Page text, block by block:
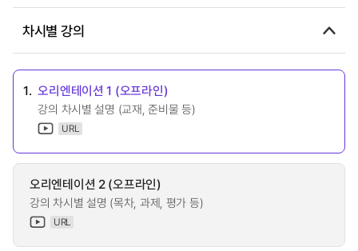
차시별 강의
1. 오리엔테이션 1 (오프라인)
강의 차시별 설명 (교재, 준비물 등)
URL
오리엔테이션 2 (오프라인)
강의 차시별 설명 (목차, 과제, 평가 등)
URL